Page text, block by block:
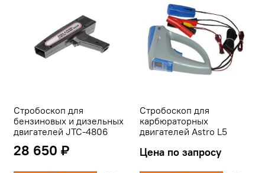
Стробоскоп для
бензиновых и дизельных
двигателей JTC-4806
28 650 ₽
Cтробоскоп для
карбюраторных
двигателей Astro L5
Цена по запросу